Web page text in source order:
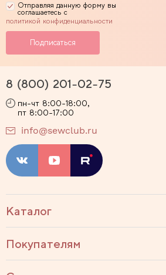
Отправляя данную форму вы
соглашаетесь с
политикой конфиденциальности
Каталог
Покупателям
8 (800) 201-02-75
пн-чт 8:00-18:00,
пт 8:00-17:00
info@sewclub.ru